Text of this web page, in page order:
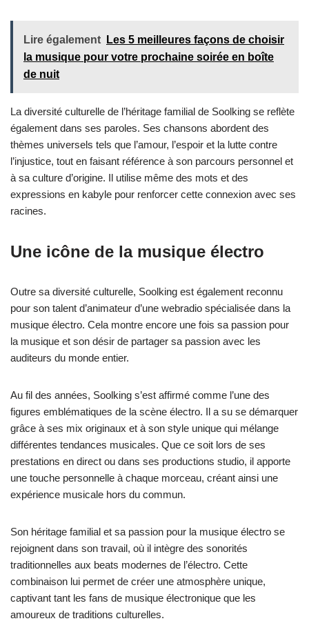
Lire également
Les 5 meilleures façons de choisir
la musique pour votre prochaine soirée en boîte
de nuit
La diversité culturelle de l’héritage familial de Soolking se reflète
également dans ses paroles. Ses chansons abordent des
thèmes universels tels que l’amour, l’espoir et la lutte contre
l’injustice, tout en faisant référence à son parcours personnel et
à sa culture d’origine. Il utilise même des mots et des
expressions en kabyle pour renforcer cette connexion avec ses
racines.
Une icône de la musique électro
Outre sa diversité culturelle, Soolking est également reconnu
pour son talent d’animateur d’une webradio spécialisée dans la
musique électro. Cela montre encore une fois sa passion pour
la musique et son désir de partager sa passion avec les
auditeurs du monde entier.
Au fil des années, Soolking s’est affirmé comme l’une des
figures emblématiques de la scène électro. Il a su se démarquer
grâce à ses mix originaux et à son style unique qui mélange
différentes tendances musicales. Que ce soit lors de ses
prestations en direct ou dans ses productions studio, il apporte
une touche personnelle à chaque morceau, créant ainsi une
expérience musicale hors du commun.
Son héritage familial et sa passion pour la musique électro se
rejoignent dans son travail, où il intègre des sonorités
traditionnelles aux beats modernes de l’électro. Cette
combinaison lui permet de créer une atmosphère unique,
captivant tant les fans de musique électronique que les
amoureux de traditions culturelles.